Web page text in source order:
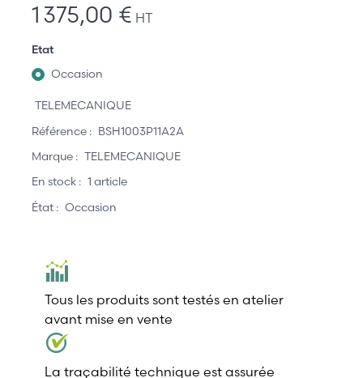
1 375,00 € HT
Etat
Occasion
TELEMECANIQUE
Référence : BSH1003P11A2A
Marque : TELEMECANIQUE
En stock : 1 article
État : Occasion
Tous les produits sont testés en atelier
avant mise en vente
La traçabilité technique est assurée